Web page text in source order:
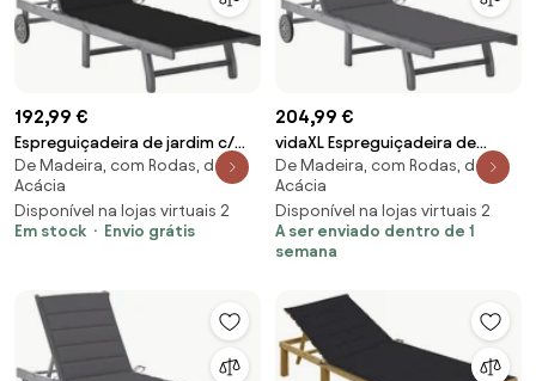
192,99 €
Espreguiçadeira de jardim c/
almofadão acácia maciça
cinzento
De Madeira, com Rodas, de
Acácia
Disponível na lojas virtuais 2
Em stock
Envio grátis
204,99 €
vidaXL Espreguiçadeira de
jardim c/ almofadão acácia
maciça cinzento
De Madeira, com Rodas, de
Acácia
Disponível na lojas virtuais 2
A ser enviado dentro de 1
semana